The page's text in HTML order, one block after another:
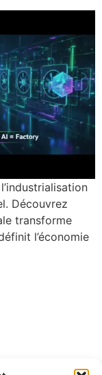
Découvrez
transforme
l’économie